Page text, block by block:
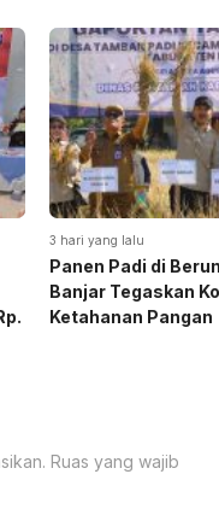
3 hari yang lalu
Panen Padi di
Banjar Tegaskan
Ketahanan Pangan
Ruas yang wajib